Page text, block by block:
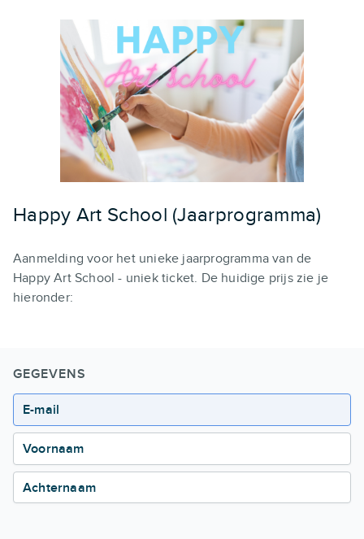
Happy Art School (Jaarprogramma)
Aanmelding voor het unieke jaarprogramma van de
Happy Art School - uniek ticket. De huidige prijs zie je
hieronder:
GEGEVENS
E-mail
Voornaam
Achternaam